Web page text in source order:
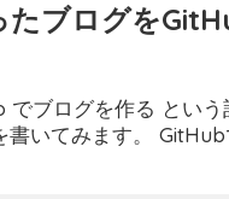
たブログを
でブログを作る とい
書いてみます。